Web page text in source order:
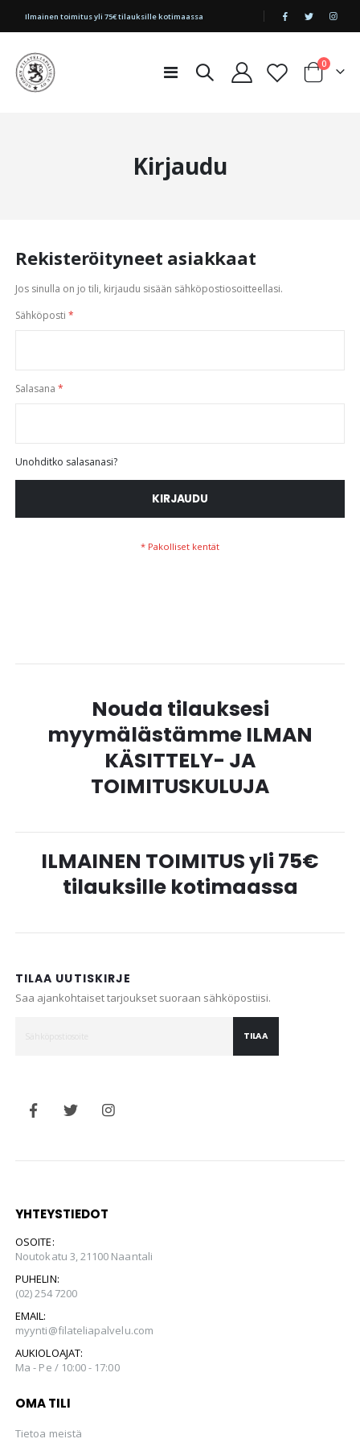
|
Ilmainen toimitus yli 75€ tilauksille kotimaassa
Toggle
Cart
0tuotetta
Kirjaudu
Rekisteröityneet asiakkaat
Jos sinulla on jo tili, kirjaudu sisään sähköpostiosoitteellasi.
Sähköposti
Salasana
Unohditko salasanasi?
KIRJAUDU
Nouda tilauksesi
myymälästämme ILMAN
KÄSITTELY- JA
TOIMITUSKULUJA
ILMAINEN TOIMITUS yli 75€
tilauksille kotimaassa
TILAA UUTISKIRJE
Saa ajankohtaiset tarjoukset suoraan sähköpostiisi.
TILAA
YHTEYSTIEDOT
OSOITE:
Noutokatu 3, 21100 Naantali
PUHELIN:
(02) 254 7200
EMAIL:
myynti@filateliapalvelu.com
AUKIOLOAJAT:
Ma - Pe / 10:00 - 17:00
OMA TILI
Tietoa meistä